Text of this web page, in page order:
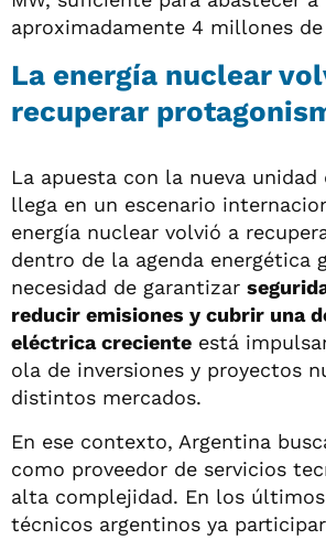
aproximadamente 4 millones de
La energía nuclear
recuperar
La apuesta con la nueva unidad
llega en un escenario
energía nuclear volvió a
dentro de la agenda energética
necesidad de garantizar
reducir emisiones y cubrir una
eléctrica creciente está
ola de inversiones y proyectos
distintos mercados.
En ese contexto, Argentina
como proveedor de servicios
alta complejidad. En los
técnicos argentinos ya